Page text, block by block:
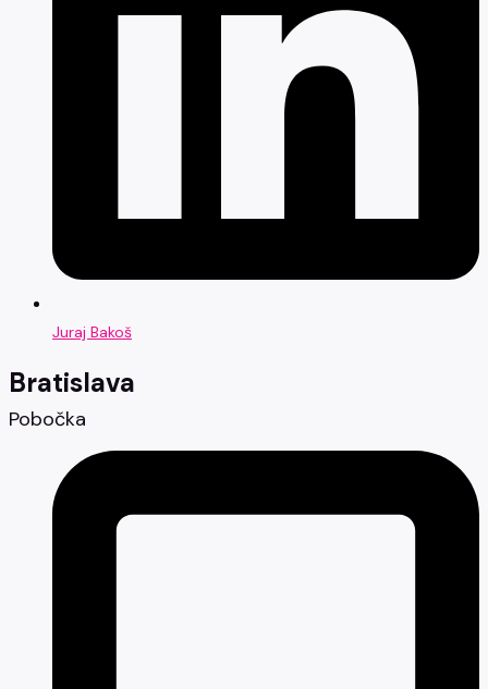
Juraj Bakoš
Bratislava
Pobočka